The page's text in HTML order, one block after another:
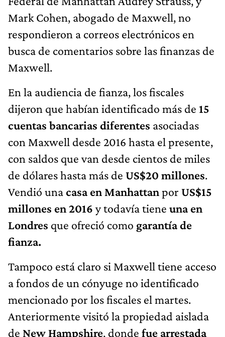
Mark Cohen, abogado de Maxwell, no
respondieron a correos electrónicos en
busca de comentarios sobre las finanzas de
Maxwell.
En la audiencia de fianza, los fiscales
dijeron que habían identificado más de 15
cuentas bancarias diferentes asociadas
con Maxwell desde 2016 hasta el presente,
con saldos que van desde cientos de miles
de dólares hasta más de US$20 millones.
Vendió unacasa en Manhattanpor US$15
millones en 2016 y todavía tiene una en
Londres que ofreció como garantía de
fianza.
Tampoco está claro si Maxwell tiene acceso
a fondos de un cónyuge no identificado
mencionado por los fiscales el martes.
Anteriormente visitó la propiedad aislada
de New Hampshire, donde fue arrestada